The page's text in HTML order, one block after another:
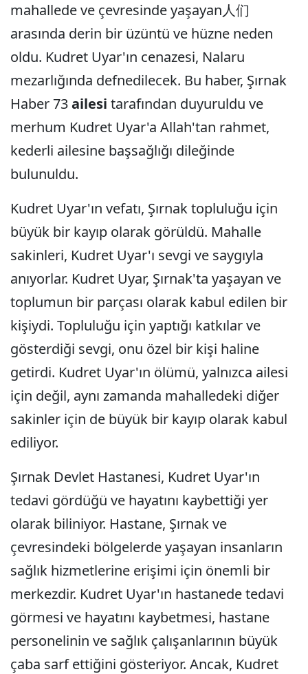
mahallede ve çevresinde yaşayan人们
arasında derin bir üzüntü ve hüzne neden
oldu. Kudret Uyar'ın cenazesi, Nalaru
mezarlığında defnedilecek. Bu haber, Şırnak
Haber 73ailesi tarafından duyuruldu ve
merhum Kudret Uyar'a Allah'tan rahmet,
kederli ailesine başsağlığı dileğinde
bulunuldu.
Kudret Uyar'ın vefatı, Şırnak topluluğu için
büyük bir kayıp olarak görüldü. Mahalle
sakinleri, Kudret Uyar'ı sevgi ve saygıyla
anıyorlar. Kudret Uyar, Şırnak'ta yaşayan ve
toplumun bir parçası olarak kabul edilen bir
kişiydi. Topluluğu için yaptığı katkılar ve
gösterdiği sevgi, onu özel bir kişi haline
getirdi. Kudret Uyar'ın ölümü, yalnızca ailesi
için değil, aynı zamanda mahalledeki diğer
sakinler için de büyük bir kayıp olarak kabul
ediliyor.
Şırnak Devlet Hastanesi, Kudret Uyar'ın
tedavi gördüğü ve hayatını kaybettiği yer
olarak biliniyor. Hastane, Şırnak ve
çevresindeki bölgelerde yaşayan insanların
sağlık hizmetlerine erişimi için önemli bir
merkezdir. Kudret Uyar'ın hastanede tedavi
görmesi ve hayatını kaybetmesi, hastane
personelinin ve sağlık çalışanlarının büyük
çaba sarf ettiğini gösteriyor. Ancak, Kudret